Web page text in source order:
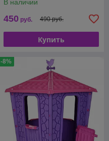
В наличии
450 руб. 490 руб.
Купить
-8%